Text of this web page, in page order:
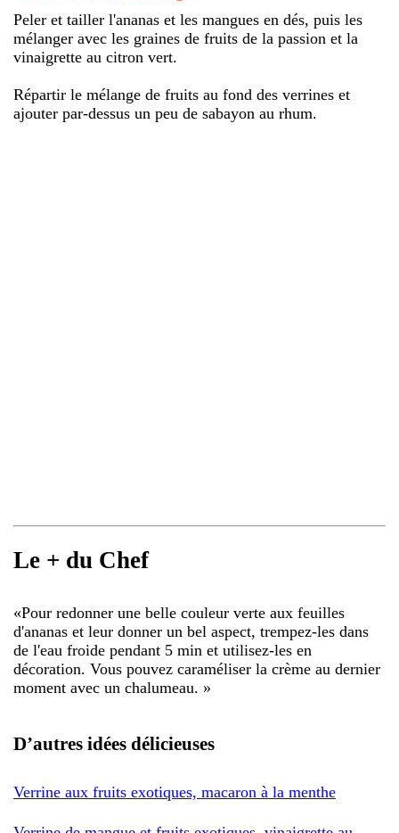
Peler et tailler l'ananas et les mangues en dés, puis les
mélanger avec les graines de fruits de la passion et la
vinaigrette au citron vert.
Répartir le mélange de fruits au fond des verrines et
ajouter par-dessus un peu de sabayon au rhum.
Le + du Chef
«Pour redonner une belle couleur verte aux feuilles
d'ananas et leur donner un bel aspect, trempez-les dans
de l'eau froide pendant 5 min et utilisez-les en
décoration. Vous pouvez caraméliser la crème au dernier
moment avec un chalumeau. »
D’autres idées délicieuses
Verrine aux fruits exotiques, macaron à la menthe